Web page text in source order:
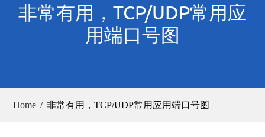
非常有用，TCP/UDP常用应
用端口号图
Home 非常有用，TCP/UDP常用应用端口号图